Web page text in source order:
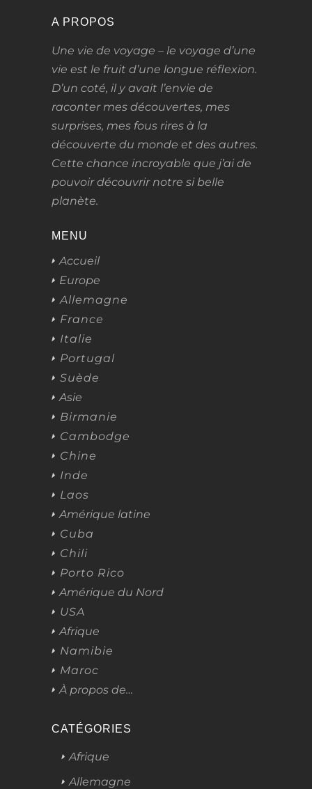
A PROPOS
Une vie de voyage – le voyage d’une
vie est le fruit d’une longue réflexion.
D’un coté, il y avait l’envie de
raconter mes découvertes, mes
surprises, mes fous rires à la
découverte du monde et des autres.
Cette chance incroyable que j’ai de
pouvoir découvrir notre si belle
planète.
MENU
Accueil
Europe
Allemagne
France
Italie
Portugal
Suède
Asie
Birmanie
Cambodge
Chine
Inde
Laos
Amérique latine
Cuba
Chili
Porto Rico
Amérique du Nord
USA
Afrique
Namibie
Maroc
À propos de…
CATÉGORIES
Afrique
Allemagne